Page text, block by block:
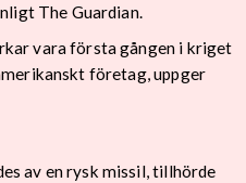
The Guardian.
vara första gången i kriget
företag, uppger
av en rysk missil, tillhörde